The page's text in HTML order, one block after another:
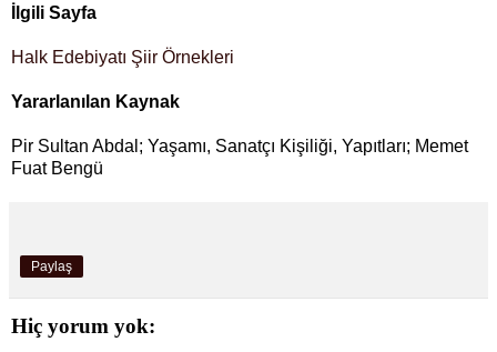
İlgili Sayfa
Halk Edebiyatı Şiir Örnekleri
Yararlanılan Kaynak
Pir Sultan Abdal; Yaşamı, Sanatçı Kişiliği, Yapıtları; Memet
Fuat Bengü
Paylaş
Hiç yorum yok: